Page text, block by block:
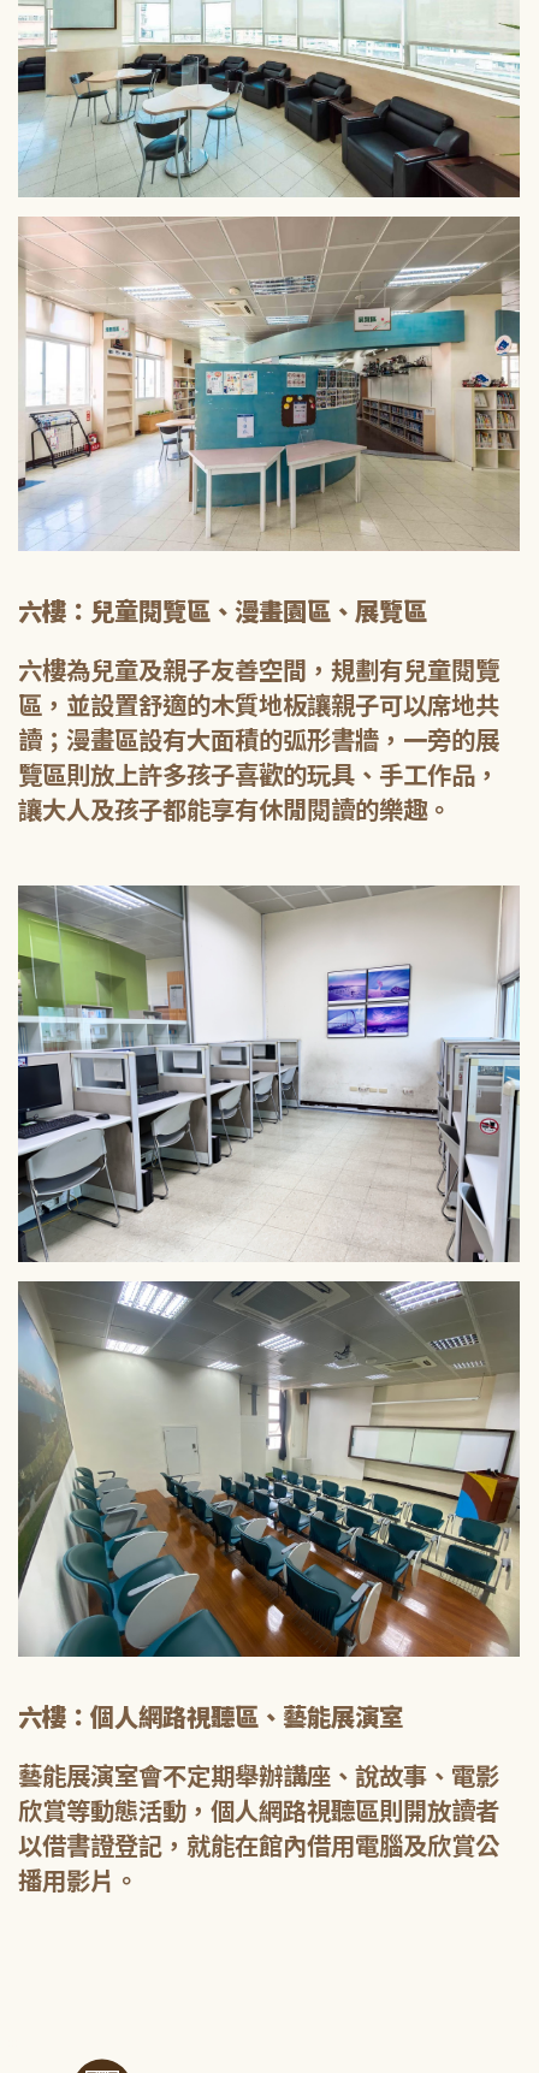
六樓：兒童閱覽區、漫畫園區、展覽區
六樓為兒童及親子友善空間，規劃有兒童閱覽
區，並設置舒適的木質地板讓親子可以席地共
讀；漫畫區設有大面積的弧形書牆，一旁的展
覽區則放上許多孩子喜歡的玩具、手工作品，
讓大人及孩子都能享有休閒閱讀的樂趣。
六樓：個人網路視聽區、藝能展演室
藝能展演室會不定期舉辦講座、說故事、電影
欣賞等動態活動，個人網路視聽區則開放讀者
以借書證登記，就能在館內借用電腦及欣賞公
播用影片。